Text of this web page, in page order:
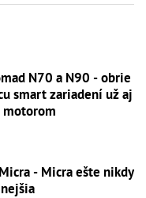
N70 a N90 - obrie
smart zariadení už aj
motorom
- Micra ešte nikdy